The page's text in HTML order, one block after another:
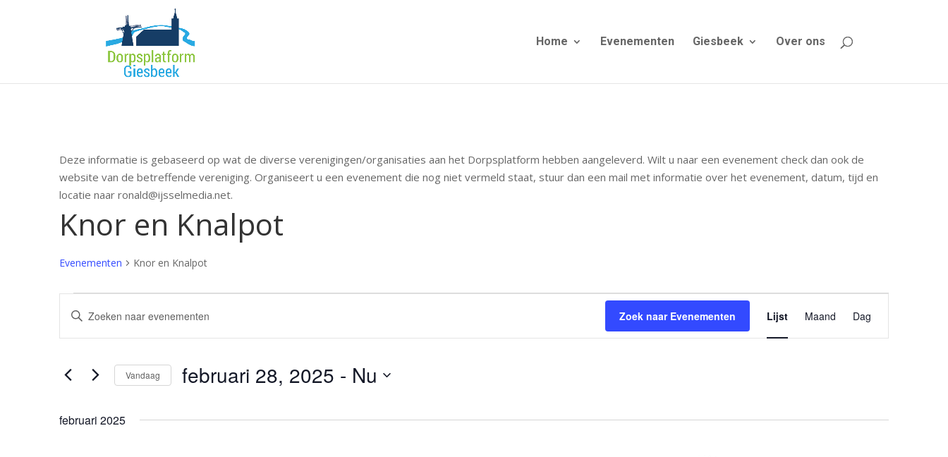
Home Evenementen Giesbeek Over ons
Deze informatie is gebaseerd op wat de diverse verenigingen/organisaties aan het Dorpsplatform hebben aangeleverd. Wilt u naar een evenement check dan ook de
website van de betreffende vereniging. Organiseert u een evenement die nog niet vermeld staat, stuur dan een mail met informatie over het evenement, datum, tijd en
locatie naar ronald@ijsselmedia.net.
Knor en Knalpot
Evenementen Knor en Knalpot
Zoeken
en
navigatie
Vul
Zoek
Evenementen
Zoek naar Evenementen
weergaven
Lijst Maand Dag
Vandaag februari 28, 2025 - Nu
februari 2025